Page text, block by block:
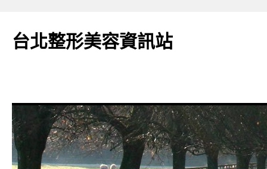
台北整形美容資訊站